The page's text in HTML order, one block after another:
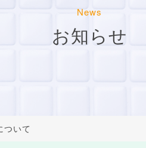
News
お知らせ
ついて